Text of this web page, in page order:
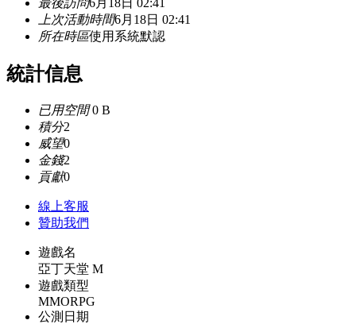
上次活動時間6月18日 02:41
所在時區使用系統默認
統計信息
已用空間0 B
積分2
威望0
金錢2
貢獻0
線上客服
贊助我們
遊戲名
亞丁天堂 M
遊戲類型
MMORPG
公測日期